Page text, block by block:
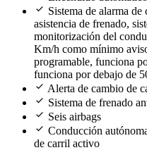
check Sistema de alarma
asistencia de frenado,
monitorización del
Km/h como mínimo
programable, funciona
funciona por debajo de
check Alerta de cambio de
check Sistema de frenado
check Seis airbags
check Conducción
de carril activo